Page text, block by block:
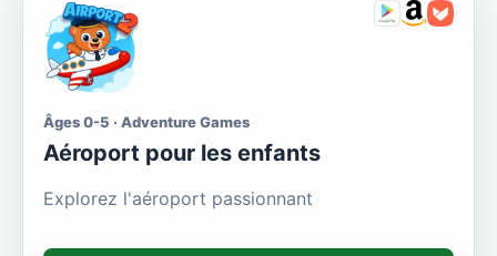
Âges 0-5 · Adventure Games
Aéroport pour les enfants
Explorez l'aéroport passionnant